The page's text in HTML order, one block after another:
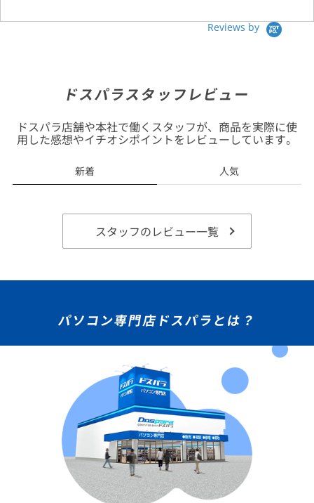
★★★★★
ドスパラ
分割手数料が36回まで無料！
Reviews by
ドスパラスタッフレビュー
ドスパラ店舗や本社で働くスタッフが、商品を実際に使
用した感想やイチオシポイントをレビューしています。
新着 人気
スタッフのレビュー一覧
パソコン専門店ドスパラとは？